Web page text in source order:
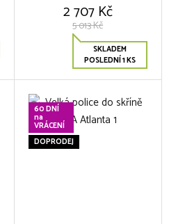
2 707 Kč
5 013 Kč
SKLADEM
POSLEDNÍ 1 KS
60 DNÍ
na
VRÁCENÍ
DOPRODEJ